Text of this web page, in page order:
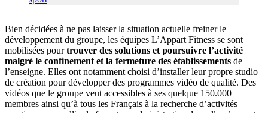
Bien décidées à ne pas laisser la situation actuelle freiner le
développement du groupe, les équipes L’Appart Fitness se sont
mobilisées pourtrouver des solutions et poursuivre l’activité
malgré le confinement et la fermeture des établissements de
l’enseigne. Elles ont notamment choisi d’installer leur propre studio
de création pour développer des programmes vidéo de qualité. Des
vidéos que le groupe veut accessibles à ses quelque 150.000
membres ainsi qu’à tous les Français à la recherche d’activités